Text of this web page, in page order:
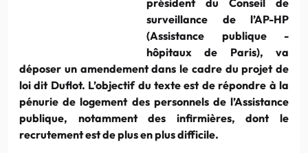
surveillance de l’AP-HP
(Assistance publique -
hôpitaux de Paris), va
déposer un amendement dans le cadre du projet de
loi dit Duflot. L’objectif du texte est de répondre à la
pénurie de logement des personnels de l’Assistance
publique, notamment des infirmières, dont le
recrutement est de plus en plus difficile.